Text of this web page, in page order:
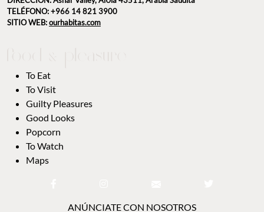
TELÉFONO: +966 14 821 3900
SITIO WEB:ourhabitas.com
To Eat
To Visit
Guilty Pleasures
Good Looks
Popcorn
To Watch
Maps
ANÚNCIATE CON NOSOTROS